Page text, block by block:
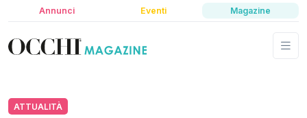
Annunci Eventi Magazine
ATTUALITÀ